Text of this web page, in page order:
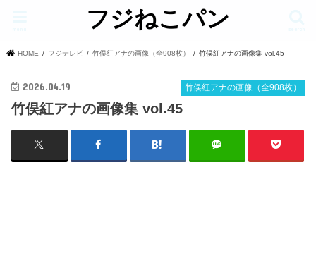
フジねこパン
HOME フジテレビ 竹俣紅アナの画像（全908枚） 竹俣紅アナの画像集 vol.45
竹俣紅アナの画像（全908枚）
2026.04.19
竹俣紅アナの画像集 vol.45